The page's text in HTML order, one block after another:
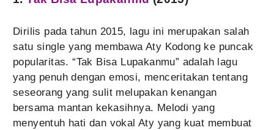
Dirilis pada tahun 2015, lagu ini merupakan salah
satu single yang membawa Aty Kodong ke puncak
popularitas. “Tak Bisa Lupakanmu” adalah lagu
yang penuh dengan emosi, menceritakan tentang
seseorang yang sulit melupakan kenangan
bersama mantan kekasihnya. Melodi yang
menyentuh hati dan vokal Aty yang kuat membuat